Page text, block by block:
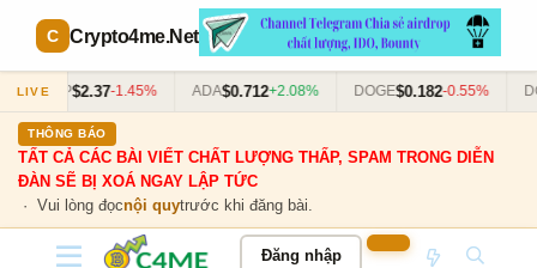
Crypto4me.Net
LIVE
XRP $2.37-1.45% ADA$0.712+2.08% DOGE$0.182-0.55% DOT
THÔNG BÁO
TẤT CẢ CÁC BÀI VIẾT CHẤT LƯỢNG THẤP, SPAM TRONG DIỄN
ĐÀN SẼ BỊ XOÁ NGAY LẬP TỨC
· Vui lòng đọcnội quytrước khi đăng bài.
Đăng nhập